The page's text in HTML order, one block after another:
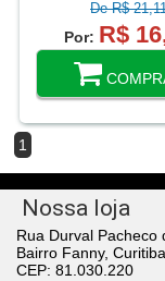
De R$
Por: R$
1
Nossa loja
Rua Durval Pacheco
Bairro Fanny,
CEP: 81.030.220